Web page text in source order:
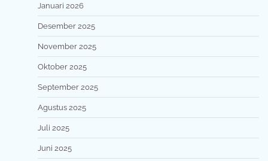
Januari 2026
Desember 2025
November 2025
Oktober 2025
September 2025
Agustus 2025
Juli 2025
Juni 2025